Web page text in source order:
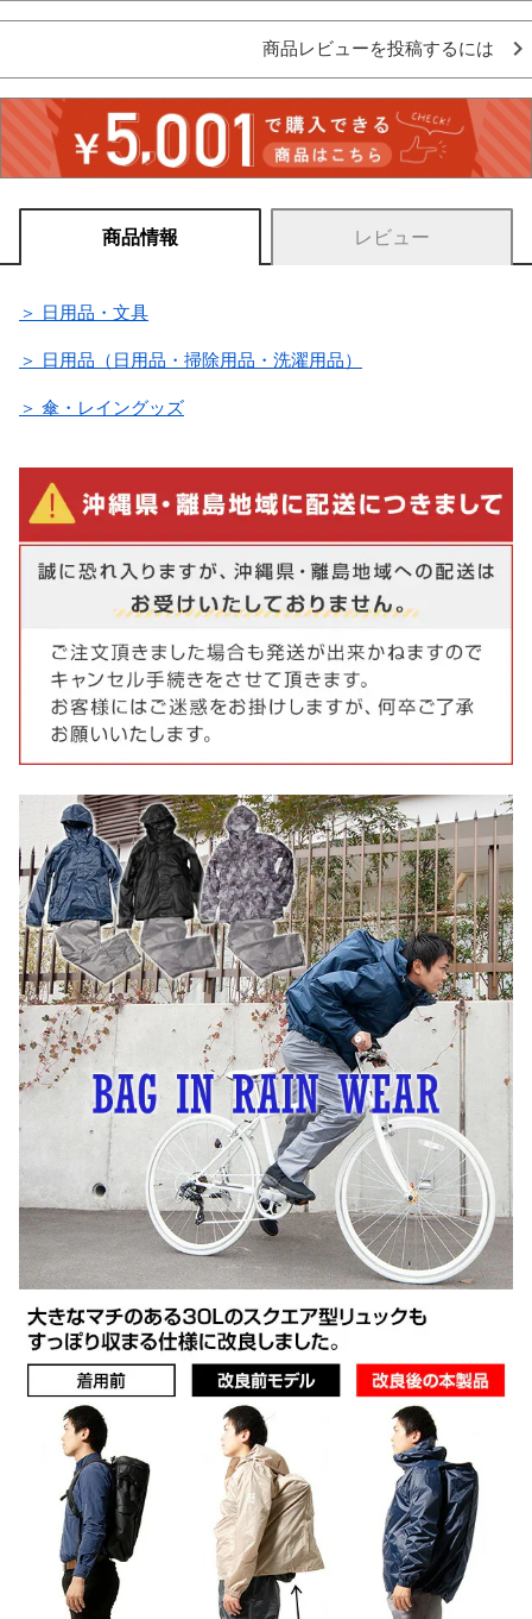
商品レビューを投稿するには
商品情報 レビュー
＞ 日用品・文具
＞ 日用品（日用品・掃除用品・洗濯用品）
＞ 傘・レイングッズ